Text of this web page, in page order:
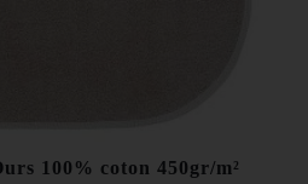
100% coton 450gr/m²